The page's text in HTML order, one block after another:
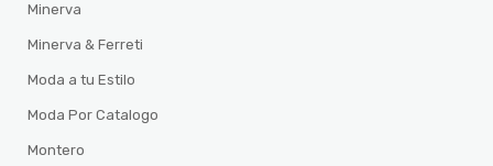
Minerva
Minerva & Ferreti
Moda a tu Estilo
Moda Por Catalogo
Montero